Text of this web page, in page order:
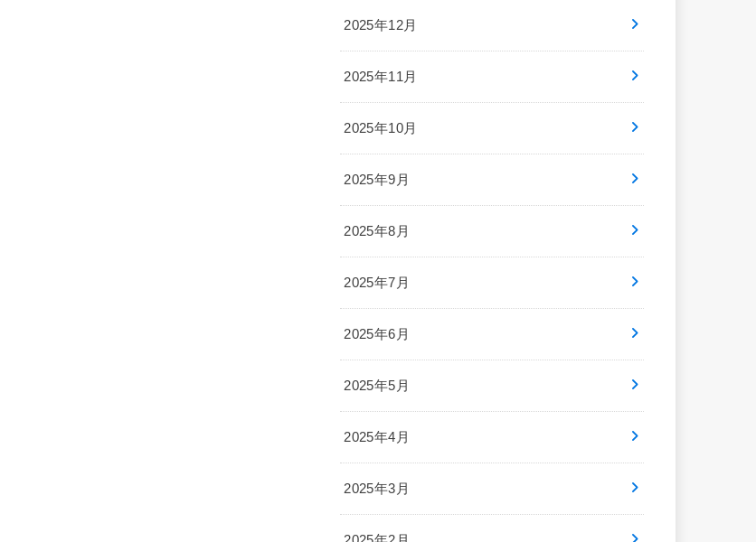
2025年12月
2025年11月
2025年10月
2025年9月
2025年8月
2025年7月
2025年6月
2025年5月
2025年4月
2025年3月